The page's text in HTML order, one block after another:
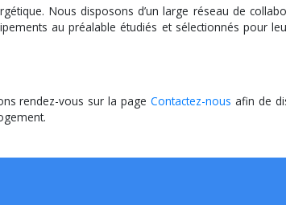
Nous disposons d’un large réseau de
au préalable étudiés et sélectionnés pour
rendez-vous sur la page Contactez-nous afin de